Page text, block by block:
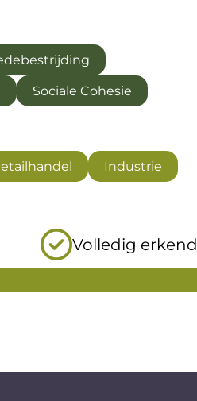
Sociale Cohesie
Industrie
Volledig erkend